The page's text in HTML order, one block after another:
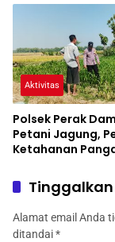
Pangan
Aktivitas
Polsek Perak
Petani Jagung,
Ketahanan
Alamat email Anda
ditandai*